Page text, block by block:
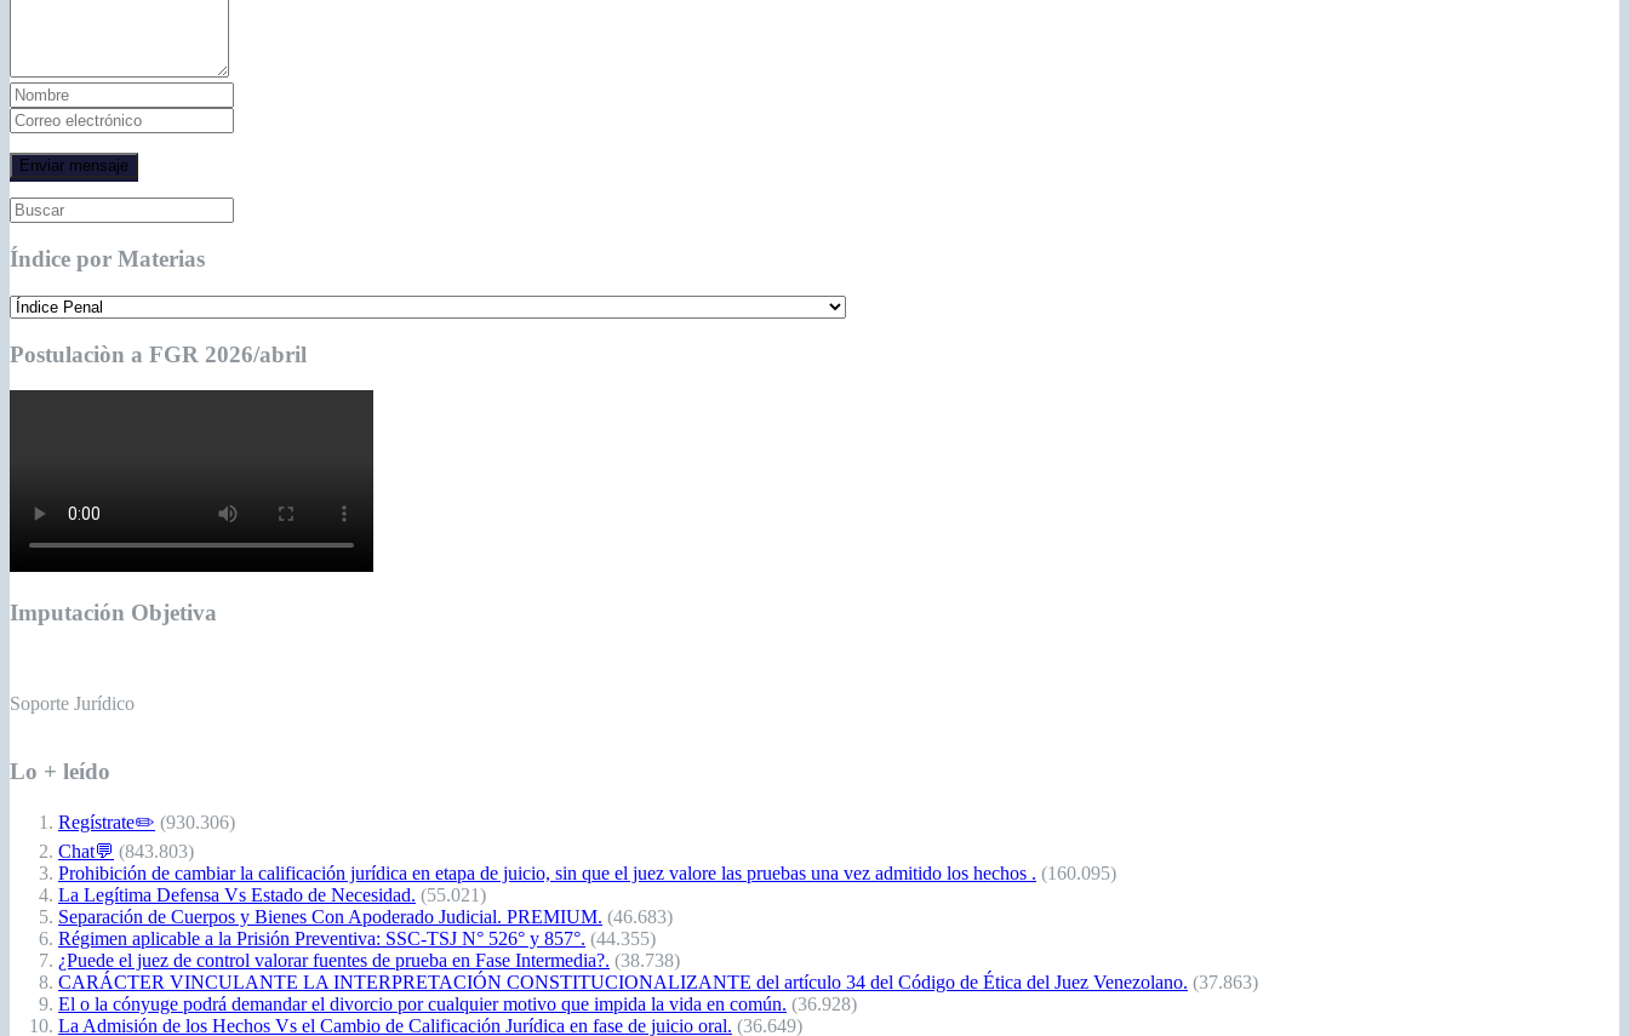
Índice por Materias
Postulaciòn a FGR 2026/abril
Imputación Objetiva
Soporte Jurídico
Lo + leído
Regístrate✏️ (930.306)
Chat💬 (843.803)
Prohibición de cambiar la calificación jurídica en etapa de juicio, sin que el juez valore las pruebas una vez admitido los hechos . (160.095)
La Legítima Defensa Vs Estado de Necesidad. (55.021)
Separación de Cuerpos y Bienes Con Apoderado Judicial. PREMIUM. (46.683)
Régimen aplicable a la Prisión Preventiva: SSC-TSJ N° 526° y 857°. (44.355)
¿Puede el juez de control valorar fuentes de prueba en Fase Intermedia?. (38.738)
CARÁCTER VINCULANTE LA INTERPRETACIÓN CONSTITUCIONALIZANTE del artículo 34 del Código de Ética del Juez Venezolano. (37.863)
El o la cónyuge podrá demandar el divorcio por cualquier motivo que impida la vida en común. (36.928)
La Admisión de los Hechos Vs el Cambio de Calificación Jurídica en fase de juicio oral. (36.649)